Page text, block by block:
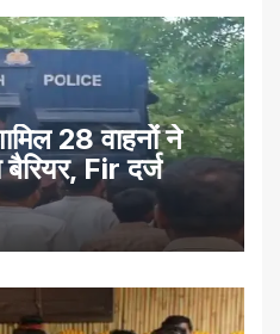
28 वाहनों ने
बैरियर, Fir दर्ज